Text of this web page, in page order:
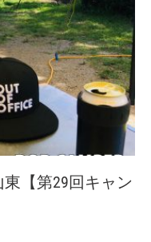
東【第29回キャン